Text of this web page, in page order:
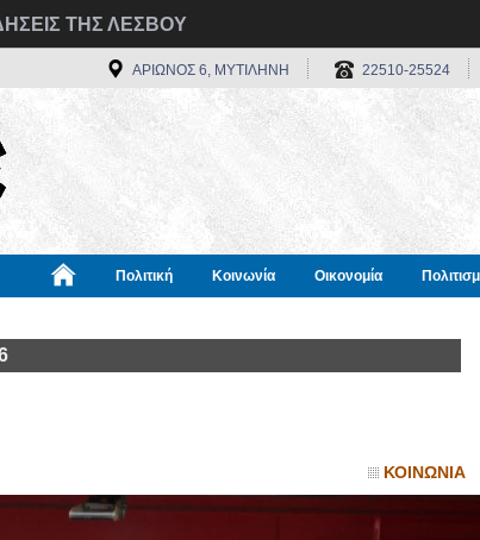
ΤΗΣ ΛΕΣΒΟΥ
ΑΡΙΩΝΟΣ 6, ΜΥΤΙΛΗΝΗ 22510-25524
Πολιτική Κοινωνία Οικονομία
ΚΟΙΝΩΝΙΑ